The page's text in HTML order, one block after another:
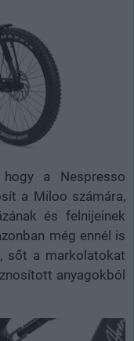
a Nespresso
a Miloo számára,
és felnijeinek
még ennél is
sőt a markolatokat
anyagokból